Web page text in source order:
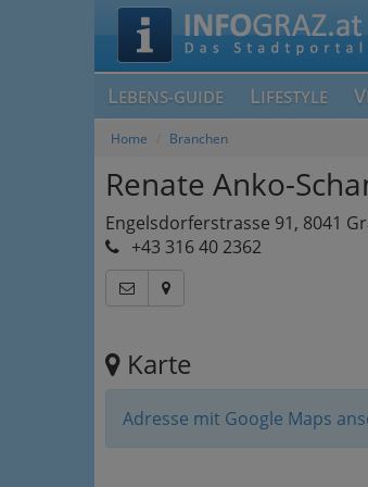
LEBENS-GUIDE LIFESTYLE V
Home Branchen
Renate Anko-
Engelsdorferstrasse 91, 8041
+43 316 40 2362
Karte
Adresse mit Google Maps